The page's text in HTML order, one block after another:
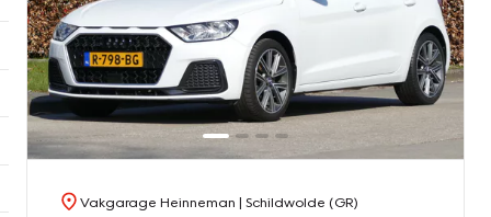
Vakgarage Heinneman | Schildwolde (GR)